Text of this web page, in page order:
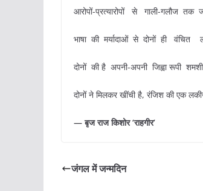
आरोपों-प्रत्यारोपों से गाली-गलौज तक
भाषा की मर्यादाओं से दोनों ही वंचित
दोनों की है अपनी-अपनी जिह्वा रूपी
दोनों ने मिलकर खींची है, रंजिश की एक
— बृज राज किशोर ‘राहगीर’
जंगल में जन्मदिन